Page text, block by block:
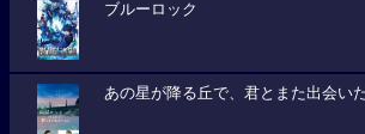
ブルーロック
あの星が降る丘で、君とまた出会いた